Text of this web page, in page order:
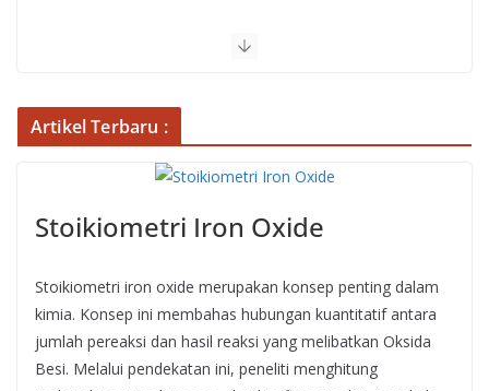
Artikel Terbaru :
Stoikiometri Iron Oxide
Stoikiometri iron oxide merupakan konsep penting dalam
kimia. Konsep ini membahas hubungan kuantitatif antara
jumlah pereaksi dan hasil reaksi yang melibatkan Oksida
Besi. Melalui pendekatan ini, peneliti menghitung